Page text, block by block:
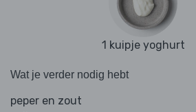
1 kuipje yoghurt
Wat je verder nodig hebt
peper en zout